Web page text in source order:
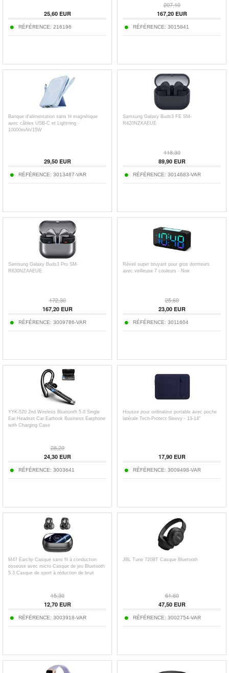
25,60EUR
RÉFÉRENCE: 216196
207,10
167,20EUR
RÉFÉRENCE: 3015841
Banque d'alimentation sans fil magnétique
avec câbles USB-C et Lightning -
10000mAh/15W
29,50EUR
RÉFÉRENCE: 3013487-VAR
Samsung Galaxy Buds3 FE SM-
R420NZKAEUE
118,30
89,90EUR
RÉFÉRENCE: 3014683-VAR
Samsung Galaxy Buds3 Pro SM-
R630NZAAEUE
172,30
167,20EUR
RÉFÉRENCE: 3009786-VAR
Réveil super bruyant pour gros dormeurs
avec veilleuse 7 couleurs - Noir
25,60
23,00EUR
RÉFÉRENCE: 3011604
YYK-520 2nd Wireless Bluetooth 5.0 Single
Ear Headset Car Earhook Business Earphone
with Charging Case
28,20
24,30EUR
RÉFÉRENCE: 3003641
Housse pour ordinateur portable avec poche
latérale Tech-Protect Sleevy - 13-14"
17,90EUR
RÉFÉRENCE: 3009498-VAR
M47 Earclip Casque sans fil à conduction
osseuse avec micro Casque de jeu Bluetooth
5.3 Casque de sport à réduction de bruit
15,30
12,70EUR
RÉFÉRENCE: 3003918-VAR
JBL Tune 720BT Casque Bluetooth
61,60
47,50EUR
RÉFÉRENCE: 3002754-VAR